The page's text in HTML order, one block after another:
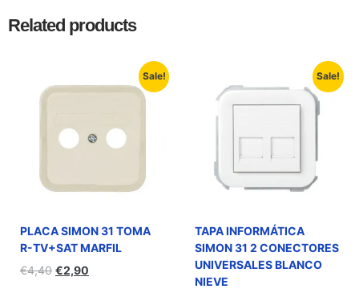
Related products
Sale!
PLACA SIMON 31 TOMA
R-TV+SAT MARFIL
€4,40 €2,90
Sale!
TAPA INFORMÁTICA
SIMON 31 2 CONECTORES
UNIVERSALES BLANCO
NIEVE